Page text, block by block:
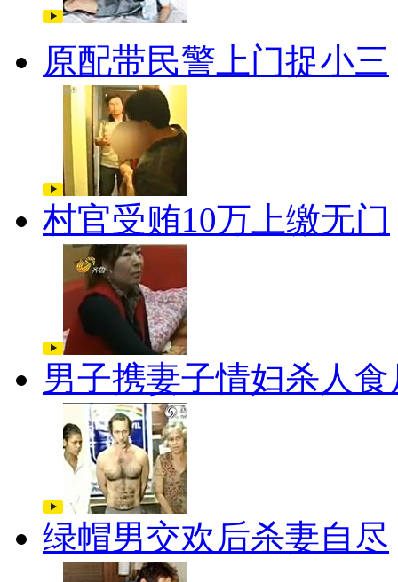
原配带民警上门捉小三
村官受贿10万上缴无门
男子携妻子情妇杀人食
绿帽男交欢后杀妻自尽